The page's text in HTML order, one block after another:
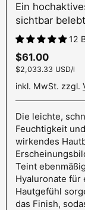
Ein
sichtbar
12
Preis:
$61.00
Stückpreis:
$2,033.33 USD/l
inkl. MwSt. zzgl.
Die leichte,
Feuchtigkeit
wirkendes
Teint
Hyaluronate für
Hautgefühl
das Finish,